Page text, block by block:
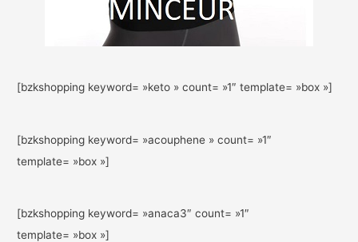
[bzkshopping keyword= »keto » count= »1″ template= »box »]
[bzkshopping keyword= »acouphene » count= »1″
template= »box »]
[bzkshopping keyword= »anaca3″ count= »1″
template= »box »]